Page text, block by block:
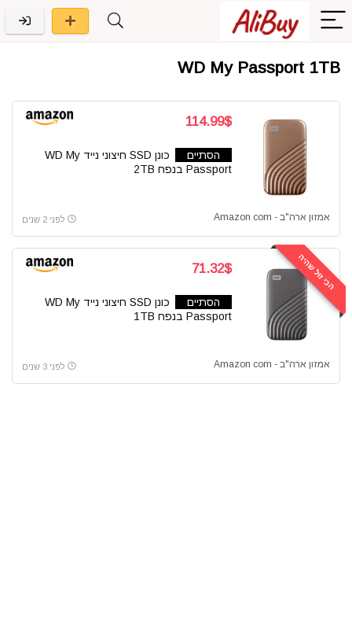
WD My Passport 1TB
114.99$
הסתיים
כונן SSD חיצוני נייד WD My
Passport בנפח 2TB
אמזון ארה"ב - Amazon com לפני 2 שנים
הכי זול שהיה 71.32$
הסתיים
כונן SSD חיצוני נייד WD My
Passport בנפח 1TB
אמזון ארה"ב - Amazon com לפני 3 שנים